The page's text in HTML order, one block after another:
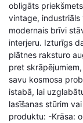
obligāts
vintage, industriāls
modernais brīvi
interjeru. Izturīgs
plātnes raksturo
pret
savu kosmosa
istabā, lai
lasīšanas stūrim
produktu: -Krāsa: